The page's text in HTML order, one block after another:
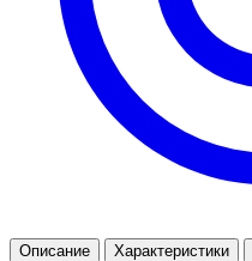
Описание Характеристики